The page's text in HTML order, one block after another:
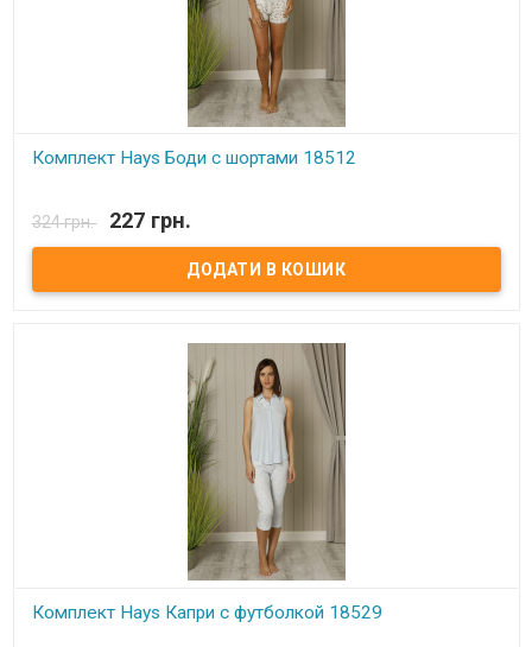
Комплект Hays Боди с шортами 18512
Комплект Hays Боди с шортами 18512 Размеры: S, M, L. Состав:
боди - 92% хлопок, 8% эластан, шорты - 92% хлопок, 8% эластан.
Упаковка: ПВХ пакет Производитель: Hays,Турция.
324 грн. 227 грн.
Комплект Hays Капри с футболкой 18529